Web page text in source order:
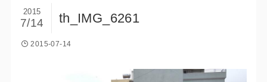
th_IMG_6261
2015
7/14
2015-07-14